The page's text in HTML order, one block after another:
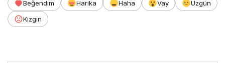
Beğendim Harika Haha Vay
Üzgün
Kızgın